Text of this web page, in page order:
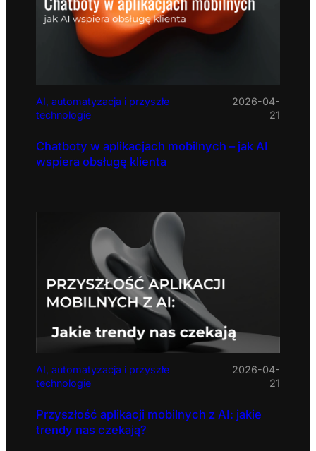
AI, automatyzacja i przyszłe
technologie
2026-04-
21
Chatboty w aplikacjach mobilnych – jak AI
wspiera obsługę klienta
AI, automatyzacja i przyszłe
technologie
2026-04-
21
Przyszłość aplikacji mobilnych z AI: jakie
trendy nas czekają?